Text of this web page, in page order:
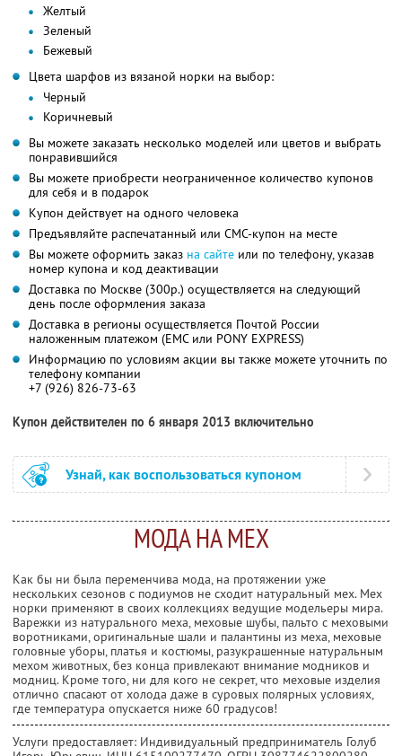
Желтый
Зеленый
Бежевый
Цвета шарфов из вязаной норки на выбор:
Черный
Коричневый
Вы можете заказать несколько моделей или цветов и выбрать
понравившийся
Вы можете приобрести неограниченное количество купонов
для себя и в подарок
Купон действует на одного человека
Предъявляйте распечатанный или СМС-купон на месте
Вы можете оформить заказ на сайте или по телефону, указав
номер купона и код деактивации
Доставка по Москве (300р.) осуществляется на следующий
день после оформления заказа
Доставка в регионы осуществляется Почтой России
наложенным платежом (ЕМС или PONY EXPRESS)
Информацию по условиям акции вы также можете уточнить по
телефону компании
+7 (926) 826-73-63
Купон действителен по 6 января 2013 включительно
Узнай, как воспользоваться купоном
МОДА НА МЕХ
Как бы ни была переменчива мода, на протяжении уже
нескольких сезонов с подиумов не сходит натуральный мех. Мех
норки применяют в своих коллекциях ведущие модельеры мира.
Варежки из натурального меха, меховые шубы, пальто с меховыми
воротниками, оригинальные шали и палантины из меха, меховые
головные уборы, платья и костюмы, разукрашенные натуральным
мехом животных, без конца привлекают внимание модников и
модниц. Кроме того, ни для кого не секрет, что меховые изделия
отлично спасают от холода даже в суровых полярных условиях,
где температура опускается ниже 60 градусов!
Услуги предоставляет: Индивидуальный предприниматель Голуб